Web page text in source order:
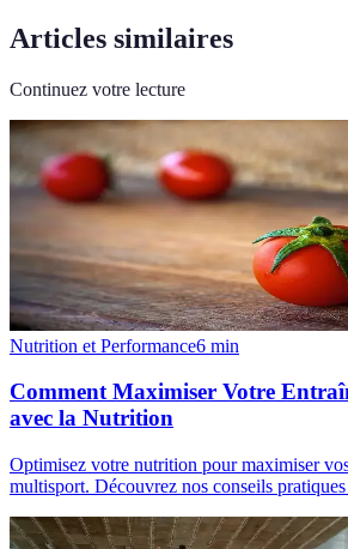
Articles similaires
Continuez votre lecture
Nutrition et Performance6 min
Comment Maximiser Votre
avec la Nutrition
Optimisez votre nutrition pour maximiser
multisport. Découvrez nos conseils pratiques